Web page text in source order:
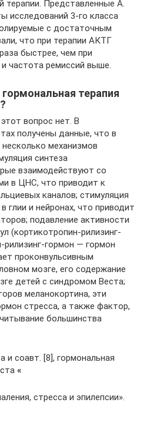
терапии. Представленные A.
исследований 3-го класса
с достаточным
что при терапии АКТГ
быстрее, чем при
частота ремиссий выше.
терапия
вопрос нет. В
получены данные, что в
механизмов
синтеза
взаимодействуют со
в ЦНС, что приводит к
каналов; стимуляция
глии и нейронах, что приводит
подавление активности
(кортикотропин-рилизинг-
гормон — гормон
проконвульсивным
мозге, его содержание
детей с синдромом Веста;
меланокортина, эти
стресса, а также фактор,
большинства
и соавт. [8], гормональная
«
стресса и эпилепсии».